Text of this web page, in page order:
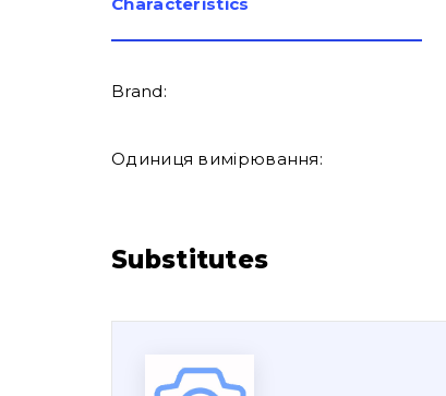
Brand:
Одиниця вимірювання:
Substitutes